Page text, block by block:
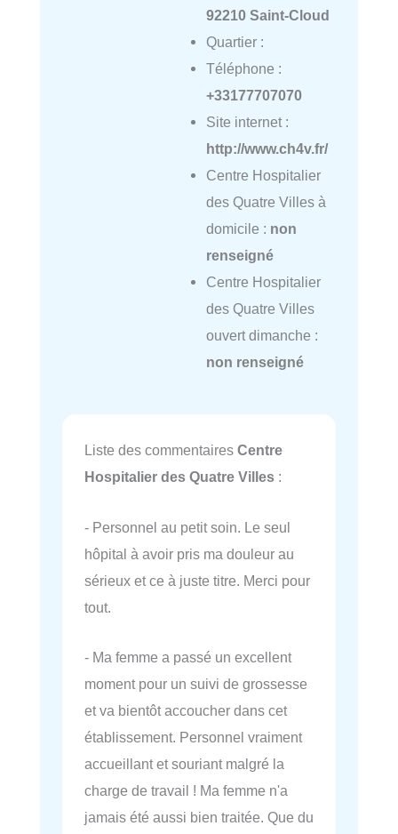
92210 Saint-Cloud
Quartier :
Téléphone :
+33177707070
Site internet :
http://www.ch4v.fr/
Centre Hospitalier
des Quatre Villes à
domicile : non
renseigné
Centre Hospitalier
des Quatre Villes
ouvert dimanche :
non renseigné
Liste des commentaires Centre
Hospitalier des Quatre Villes :
- Personnel au petit soin. Le seul
hôpital à avoir pris ma douleur au
sérieux et ce à juste titre. Merci pour
tout.
- Ma femme a passé un excellent
moment pour un suivi de grossesse
et va bientôt accoucher dans cet
établissement. Personnel vraiment
accueillant et souriant malgré la
charge de travail ! Ma femme n'a
jamais été aussi bien traitée. Que du